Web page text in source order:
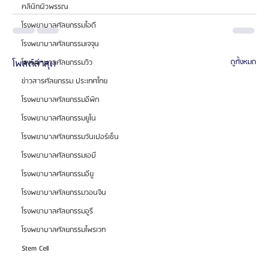
คลินิกผิวพรรณ
โรงพยาบาลศัลยกรรมไอดี
โรงพยาบาลศัลยกรรมเจจุน
โรงพยาบาลศัลยกรรมวิว
ข่าวสารศัลยกรรม ประเทศไทย
โรงพยาบาลศัลยกรรมอีพิก
โรงพยาบาลศัลยกรรมยูโน
โรงพยาบาลศัลยกรรมวันเปอร์เซ็น
โรงพยาบาลศัลยกรรมเอบี
โรงพยาบาลศัลยกรรมอียู
โรงพยาบาลศัลยกรรมวอนจิน
โรงพยาบาลศัลยกรรมอูรี
โรงพยาบาลศัลยกรรมไพรเวท
Stem Cell
โพสต์ล่าสุด ดูทั้งหมด